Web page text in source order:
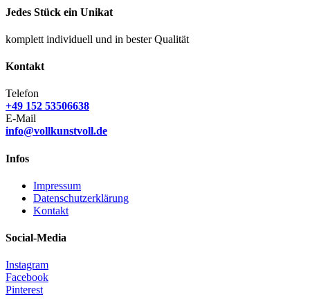
Jedes Stück ein Unikat
komplett individuell und in bester Qualität
Kontakt
Telefon
+49 152 53506638
E-Mail
info@vollkunstvoll.de
Infos
Impressum
Datenschutzerklärung
Kontakt
Social-Media
Instagram
Facebook
Pinterest